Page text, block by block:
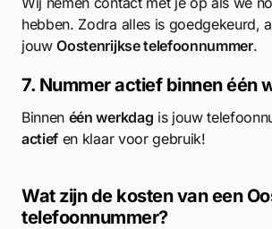
hebben. Zodra alles is goedgekeurd,
jouwOostenrijkse telefoonnummer.
7. Nummer actief binnen één
Binnen één werkdag is jouw
actief en klaar voor gebruik!
Wat zijn de kosten van een
telefoonnummer?